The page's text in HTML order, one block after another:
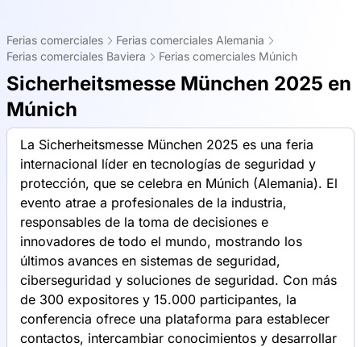
Ferias comerciales
Ferias comerciales Alemania
Ferias comerciales Baviera
Ferias comerciales Múnich
Sicherheitsmesse München 2025 en
Múnich
La Sicherheitsmesse München 2025 es una feria
internacional líder en tecnologías de seguridad y
protección, que se celebra en Múnich (Alemania). El
evento atrae a profesionales de la industria,
responsables de la toma de decisiones e
innovadores de todo el mundo, mostrando los
últimos avances en sistemas de seguridad,
ciberseguridad y soluciones de seguridad. Con más
de 300 expositores y 15.000 participantes, la
conferencia ofrece una plataforma para establecer
contactos, intercambiar conocimientos y desarrollar